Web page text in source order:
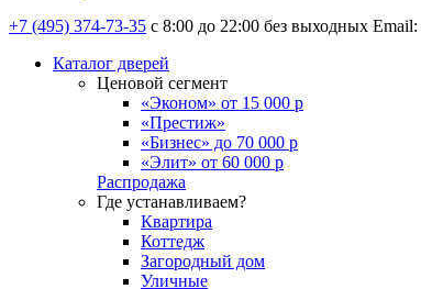
+7 (495) 374-73-35 с 8:00 до 22:00 без выходных Email:
Каталог дверей
Ценовой сегмент
«Эконом» от 15 000 р
«Престиж»
«Бизнес» до 70 000 р
«Элит» от 60 000 р
Распродажа
Где устанавливаем?
Квартира
Коттедж
Загородный дом
Уличные